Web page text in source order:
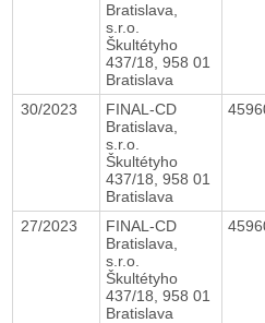
Bratislava,
s.r.o.
Škultétyho
437/18, 958 01
Bratislava
30/2023
FINAL-CD
Bratislava,
s.r.o.
Škultétyho
437/18, 958 01
Bratislava
27/2023
FINAL-CD
Bratislava,
s.r.o.
Škultétyho
437/18, 958 01
Bratislava